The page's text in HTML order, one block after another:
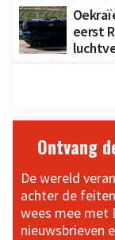
eerst
Ontvang
De wereld
achter de
wees mee met
nieuwsbrieven